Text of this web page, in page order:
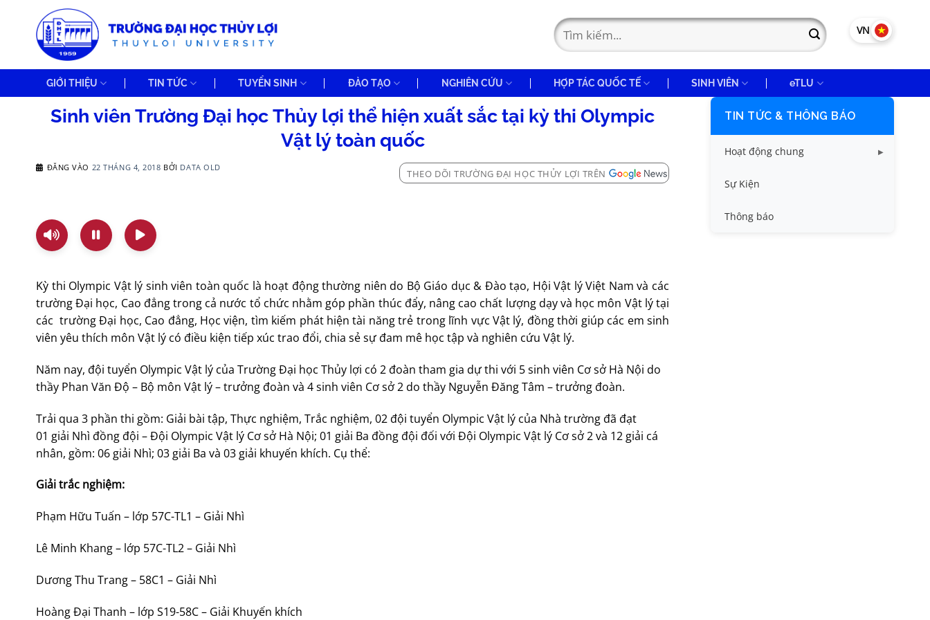
VN EN
GIỚI THIỆU TIN TỨC TUYỂN SINH ĐÀO TẠO NGHIÊN CỨU HỢP TÁC QUỐC TẾ SINH VIÊN eTLU
Sinh viên Trường Đại học Thủy lợi thể hiện xuất sắc tại kỳ thi Olympic
Vật lý toàn quốc
ĐĂNG VÀO 22 THÁNG 4, 2018 BỞI DATA OLD
THEO DÕI TRƯỜNG ĐẠI HỌC THỦY LỢI TRÊN
Kỳ thi Olympic Vật lý sinh viên toàn quốc là hoạt động thường niên do Bộ Giáo dục & Đào tạo, Hội Vật lý Việt Nam và các
trường Đại học, Cao đẳng trong cả nước tổ chức nhằm góp phần thúc đẩy, nâng cao chất lượng dạy và học môn Vật lý tại
các trường Đại học, Cao đẳng, Học viện, tìm kiếm phát hiện tài năng trẻ trong lĩnh vực Vật lý, đồng thời giúp các em sinh
viên yêu thích môn Vật lý có điều kiện tiếp xúc trao đổi, chia sẻ sự đam mê học tập và nghiên cứu Vật lý.
Năm nay, đội tuyển Olympic Vật lý của Trường Đại học Thủy lợi có 2 đoàn tham gia dự thi với 5 sinh viên Cơ sở Hà Nội do
thầy Phan Văn Độ – Bộ môn Vật lý – trưởng đoàn và 4 sinh viên Cơ sở 2 do thầy Nguyễn Đăng Tâm – trưởng đoàn.
Trải qua 3 phần thi gồm: Giải bài tập, Thực nghiệm, Trắc nghiệm, 02 đội tuyển Olympic Vật lý của Nhà trường đã đạt
01 giải Nhì đồng đội – Đội Olympic Vật lý Cơ sở Hà Nội; 01 giải Ba đồng đội đối với Đội Olympic Vật lý Cơ sở 2 và 12 giải cá
nhân, gồm: 06 giải Nhì; 03 giải Ba và 03 giải khuyến khích. Cụ thể:
Giải trắc nghiệm:
Phạm Hữu Tuấn – lớp 57C-TL1 – Giải Nhì
Lê Minh Khang – lớp 57C-TL2 – Giải Nhì
Dương Thu Trang – 58C1 – Giải Nhì
Hoàng Đại Thanh – lớp S19-58C – Giải Khuyến khích
TIN TỨC & THÔNG BÁO
Hoạt động chung
Tin công tác sinh viên
Tin đào tạo
Sự Kiện
Thông báo